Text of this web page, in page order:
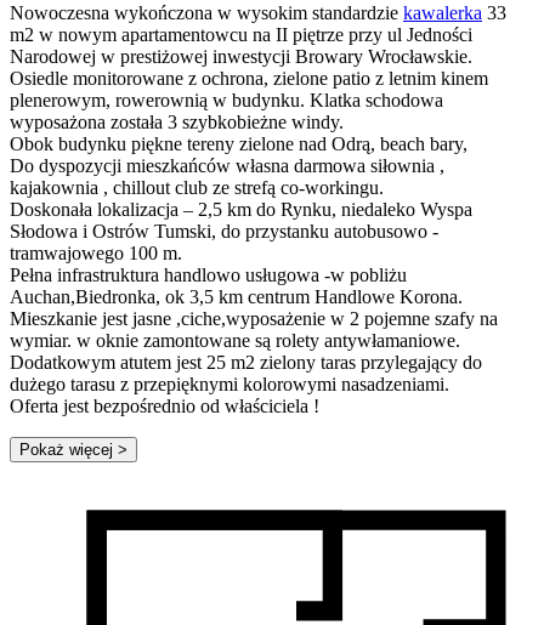
Nowoczesna wykończona w wysokim standardzie kawalerka 33
m2 w nowym apartamentowcu na II piętrze przy ul Jedności
Narodowej w prestiżowej inwestycji Browary Wrocławskie.
Osiedle monitorowane z ochrona, zielone patio z letnim kinem
plenerowym, rowerownią w budynku. Klatka schodowa
wyposażona została 3 szybkobieżne windy.
Obok budynku piękne tereny zielone nad Odrą, beach bary,
Do dyspozycji mieszkańców własna darmowa siłownia ,
kajakownia , chillout club ze strefą co-workingu.
Doskonała lokalizacja – 2,5 km do Rynku, niedaleko Wyspa
Słodowa i Ostrów Tumski, do przystanku autobusowo -
tramwajowego 100 m.
Pełna infrastruktura handlowo usługowa -w pobliżu
Auchan,Biedronka, ok 3,5 km centrum Handlowe Korona.
Mieszkanie jest jasne ,ciche,wyposażenie w 2 pojemne szafy na
wymiar. w oknie zamontowane są rolety antywłamaniowe.
Dodatkowym atutem jest 25 m2 zielony taras przylegający do
dużego tarasu z przepięknymi kolorowymi nasadzeniami.
Oferta jest bezpośrednio od właściciela !
Pokaż więcej >